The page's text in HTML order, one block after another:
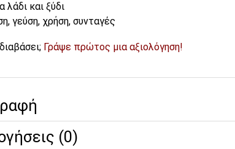
λάδι και ξύδι
γεύση, χρήση, συνταγές
Γράψε πρώτος μια αξιολόγηση!
(0)